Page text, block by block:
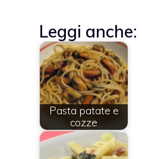
Leggi anche:
Pasta patate e
cozze